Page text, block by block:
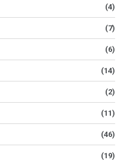
(4)
(7)
(6)
(14)
(2)
(11)
(46)
(19)